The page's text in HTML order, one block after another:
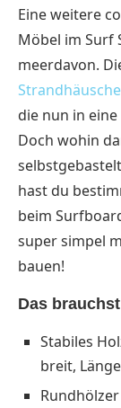
Eine weitere
Möbel im Surf
meerdavon.
die nun in
Doch wohin
hast du
beim
super simpel
bauen!
Das
Stabiles
breit,